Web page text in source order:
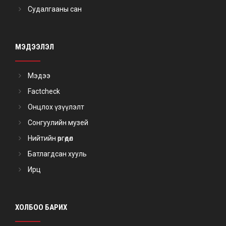
Судалгааны сан
МЭДЭЭЛЭЛ
Мэдээ
Factcheck
Онцлох үзүүлэлт
Сонгуулийн музей
Нийтийн өргөдөл
Батлагдсан хууль
Ирц
ХОЛБОО БАРИХ